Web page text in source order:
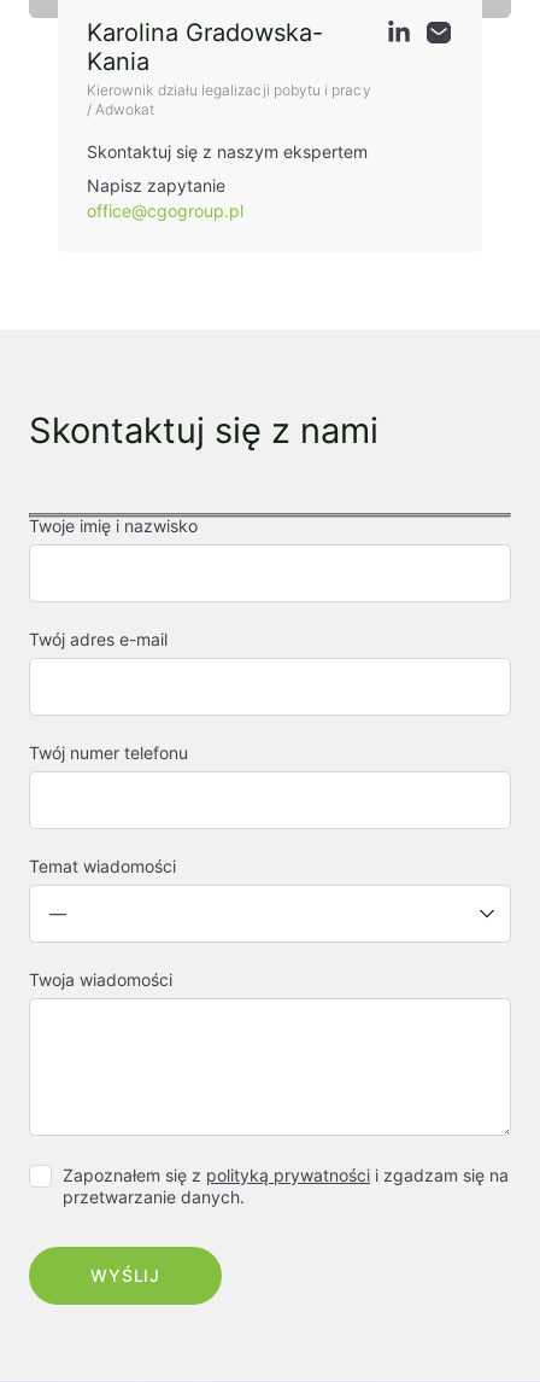
Karolina Gradowska-
Kania
Kierownik działu legalizacji pobytu i pracy
/ Adwokat
Skontaktuj się z naszym ekspertem
Napisz zapytanie
office@cgogroup.pl
Skontaktuj się z nami
Twoje imię i nazwisko
Twój adres e-mail
Twój numer telefonu
Temat wiadomości
Twoja wiadomości
Zapoznałem się z polityką prywatności i zgadzam się na
przetwarzanie danych.